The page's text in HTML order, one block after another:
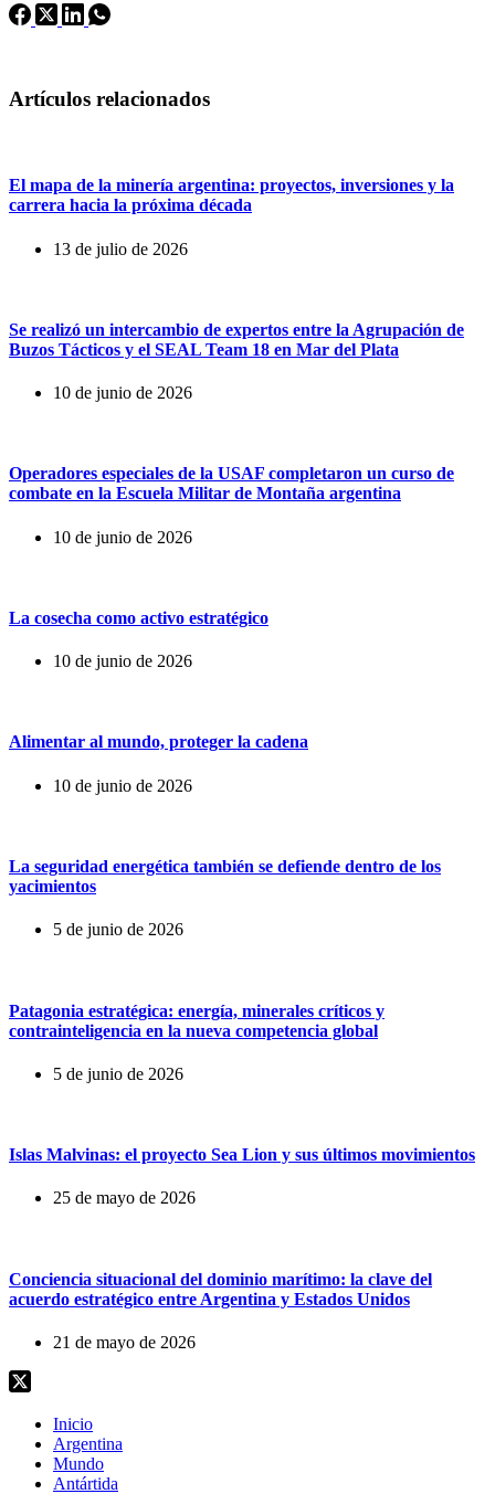
Artículos relacionados
El mapa de la minería argentina: proyectos, inversiones y la
carrera hacia la próxima década
13 de julio de 2026
Se realizó un intercambio de expertos entre la Agrupación de
Buzos Tácticos y el SEAL Team 18 en Mar del Plata
10 de junio de 2026
Operadores especiales de la USAF completaron un curso de
combate en la Escuela Militar de Montaña argentina
10 de junio de 2026
La cosecha como activo estratégico
10 de junio de 2026
Alimentar al mundo, proteger la cadena
10 de junio de 2026
La seguridad energética también se defiende dentro de los
yacimientos
5 de junio de 2026
Patagonia estratégica: energía, minerales críticos y
contrainteligencia en la nueva competencia global
5 de junio de 2026
Islas Malvinas: el proyecto Sea Lion y sus últimos movimientos
25 de mayo de 2026
Conciencia situacional del dominio marítimo: la clave del
acuerdo estratégico entre Argentina y Estados Unidos
21 de mayo de 2026
Inicio
Argentina
Mundo
Antártida